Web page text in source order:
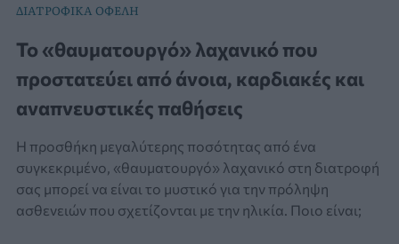
ΔΙΑΤΡΟΦΙΚΑ ΟΦΕΛΗ
Το «θαυματουργό» λαχανικό που
προστατεύει από άνοια, καρδιακές και
αναπνευστικές παθήσεις
Η προσθήκη μεγαλύτερης ποσότητας από ένα
συγκεκριμένο, «θαυματουργό» λαχανικό στη διατροφή
σας μπορεί να είναι το μυστικό για την πρόληψη
ασθενειών που σχετίζονται με την ηλικία. Ποιο είναι;